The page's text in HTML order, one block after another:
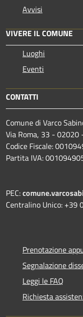
Avvisi
VIVERE IL COMUNE
Luoghi
Eventi
CONTATTI
Comune di Varco
Via Roma, 33 - 02020
Codice Fiscale:
Partita IVA:
PEC:
Centralino Unico:
Prenotazione
Segnalazione
Leggi le FAQ
Richiesta